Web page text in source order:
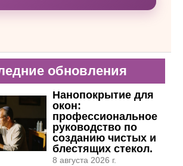
обновления
Нанопокрытие для
окон:
профессиональное
руководство по
созданию чистых и
блестящих стекол.
8 августа 2026 г.